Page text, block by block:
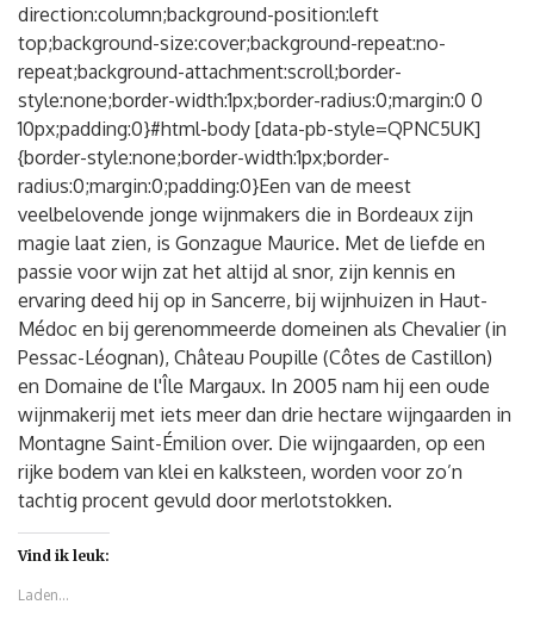
direction:column;background-position:left
top;background-size:cover;background-repeat:no-
repeat;background-attachment:scroll;border-
style:none;border-width:1px;border-radius:0;margin:0 0
10px;padding:0}#html-body [data-pb-style=QPNC5UK]
{border-style:none;border-width:1px;border-
radius:0;margin:0;padding:0}Een van de meest
veelbelovende jonge wijnmakers die in Bordeaux zijn
magie laat zien, is Gonzague Maurice. Met de liefde en
passie voor wijn zat het altijd al snor, zijn kennis en
ervaring deed hij op in Sancerre, bij wijnhuizen in Haut-
Médoc en bij gerenommeerde domeinen als Chevalier (in
Pessac-Léognan), Château Poupille (Côtes de Castillon)
en Domaine de l'Île Margaux. In 2005 nam hij een oude
wijnmakerij met iets meer dan drie hectare wijngaarden in
Montagne Saint-Émilion over. Die wijngaarden, op een
rijke bodem van klei en kalksteen, worden voor zo’n
tachtig procent gevuld door merlotstokken.
Vind ik leuk:
Laden...